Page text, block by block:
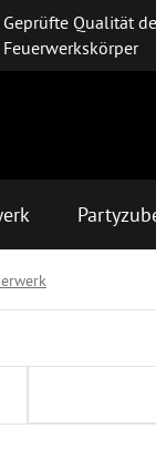
Geprüfte Qualität
Feuerwerkskörper